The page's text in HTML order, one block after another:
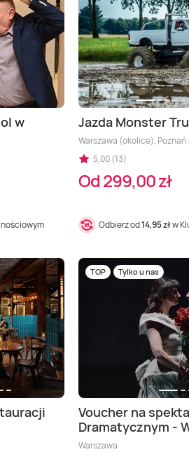
w
Jazda Monster
Warszawa (okolice),
5,00 (13)
Od 299,00 zł
Odbierz od14,95 złw
TOP Tylko u nas
Voucher na
Dramatycznym -
Warszawa